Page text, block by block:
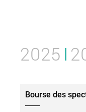
2025
Bourse des